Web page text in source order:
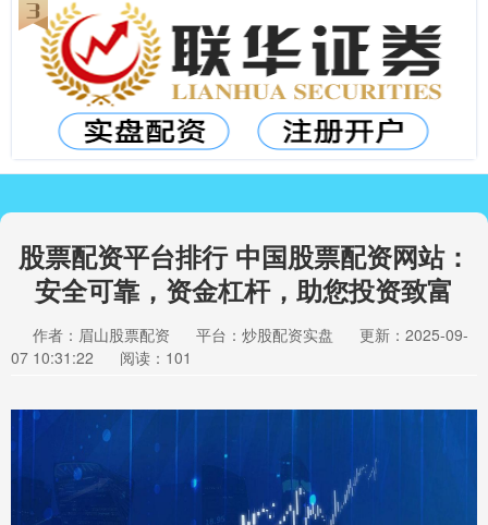
股票配资平台排行 中国股票配资网站：
安全可靠，资金杠杆，助您投资致富
作者：眉山股票配资 平台：炒股配资实盘
更新：2025-09-
07 10:31:22
阅读：101